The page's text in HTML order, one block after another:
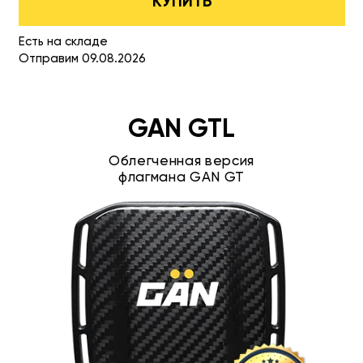
Есть на складе
Отправим 09.08.2026
GAN GTL
Облегченная версия
флагмана GAN GT